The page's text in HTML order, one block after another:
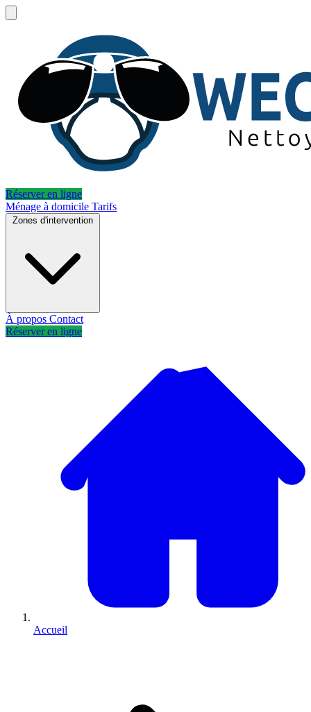
Réserver en ligne
Ménage à domicile Tarifs
Zones d'intervention
À propos Contact
Réserver en ligne
Accueil